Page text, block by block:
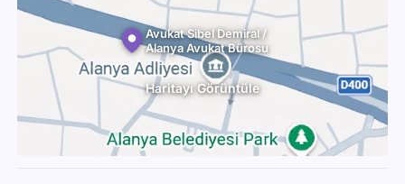
Avukat Sibel Demiral /
Alanya Avukat Bürosu
Haritayı Görüntüle